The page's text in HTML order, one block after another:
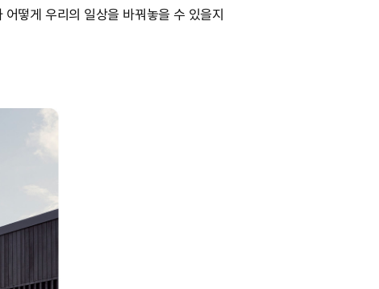
어떻게 우리의 일상을 바꿔놓을 수 있을지